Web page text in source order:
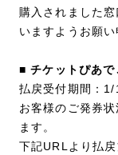
購入されました
いますようお願い
■ チケットぴあ
払戻受付期間：
お客様のご発券
ます。
下記URLより払